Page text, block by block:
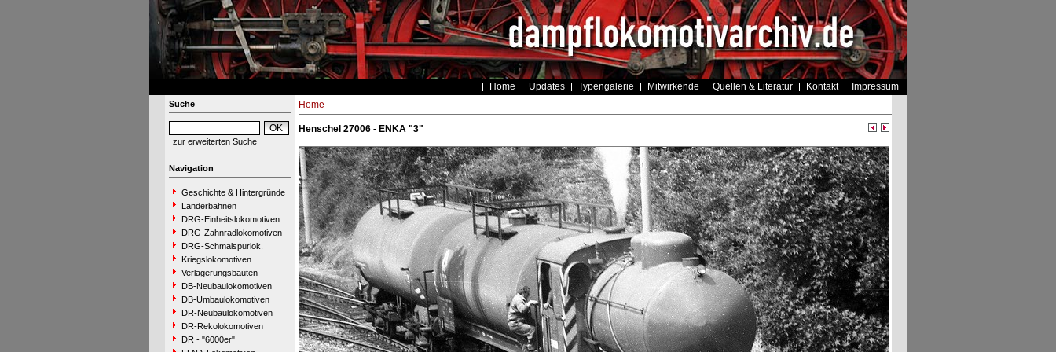
Home Updates Typengalerie Mitwirkende Quellen & Literatur Kontakt Impressum
Suche
zur erweiterten Suche
Navigation
Geschichte & Hintergründe
Länderbahnen
DRG-Einheitslokomotiven
DRG-Zahnradlokomotiven
DRG-Schmalspurlok.
Kriegslokomotiven
Verlagerungsbauten
DB-Neubaulokomotiven
DB-Umbaulokomotiven
DR-Neubaulokomotiven
DR-Rekolokomotiven
DR - "6000er"
Home
Henschel 27006 - ENKA "3"